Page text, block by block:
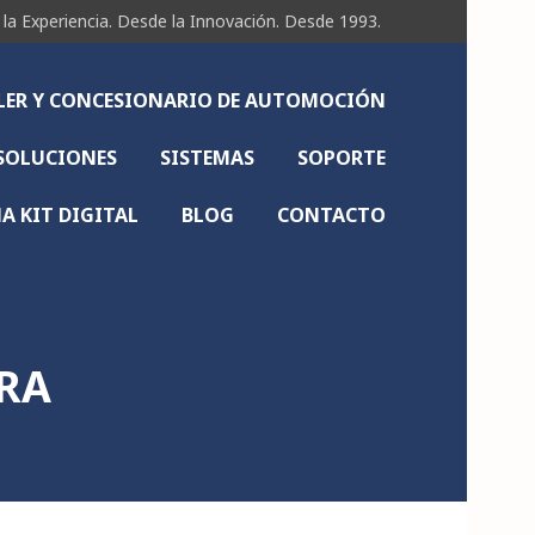
Experiencia. Desde la Innovación. Desde 1993.
Y CONCESIONARIO DE AUTOMOCIÓN
SISTEMAS SOPORTE
KIT DIGITAL BLOG CONTACTO